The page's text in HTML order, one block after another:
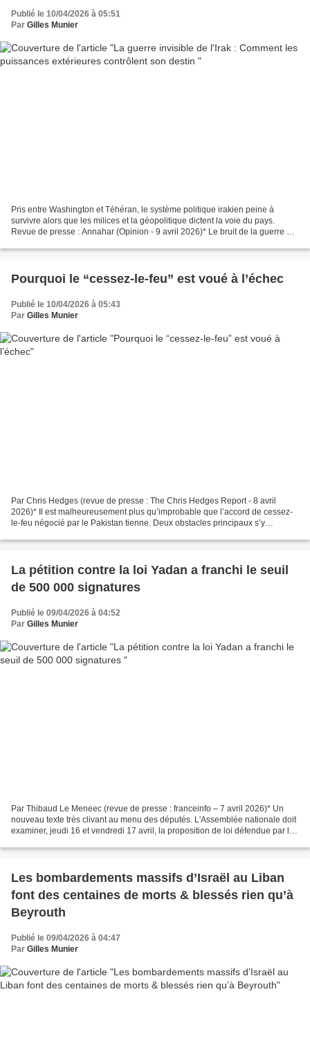
Publié le 10/04/2026 à 05:51
Par Gilles Munier
Pris entre Washington et Téhéran, le système politique irakien peine à
survivre alors que les milices et la géopolitique dictent la voie du pays.
Revue de presse : Annahar (Opinion - 9 avril 2026)* Le bruit de la guerre est
Pourquoi le “cessez-le-feu” est voué à l’échec
Publié le 10/04/2026 à 05:43
Par Gilles Munier
Par Chris Hedges (revue de presse : The Chris Hedges Report - 8 avril
2026)* Il est malheureusement plus qu’improbable que l’accord de cessez-
le-feu négocié par le Pakistan tienne. Deux obstacles principaux s’y
La pétition contre la loi Yadan a franchi le seuil
de 500 000 signatures
Publié le 09/04/2026 à 04:52
Par Gilles Munier
Par Thibaud Le Meneec (revue de presse : franceinfo – 7 avril 2026)* Un
nouveau texte très clivant au menu des députés. L'Assemblée nationale doit
examiner, jeudi 16 et vendredi 17 avril, la proposition de loi défendue par la
Les bombardements massifs d’Israël au Liban
font des centaines de morts & blessés rien qu’à
Beyrouth
Publié le 09/04/2026 à 04:47
Par Gilles Munier